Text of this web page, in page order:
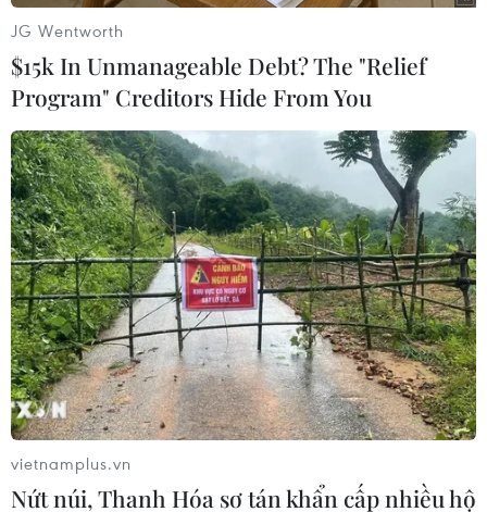
#Tiền điện tử #Bitcoin #Giao dịch #Đồng tiền ảo
Cơ cấu lại vốn nhà nước tại
doanh nghiệp gắn với mục
bốn Chương trình mục
JG Wentworth
$15k In Unmanageable Debt? The "Relief
Program" Creditors Hide From You
vietnamplus.vn
Nứt núi, Thanh Hóa sơ tán khẩn cấp nhiều hộ